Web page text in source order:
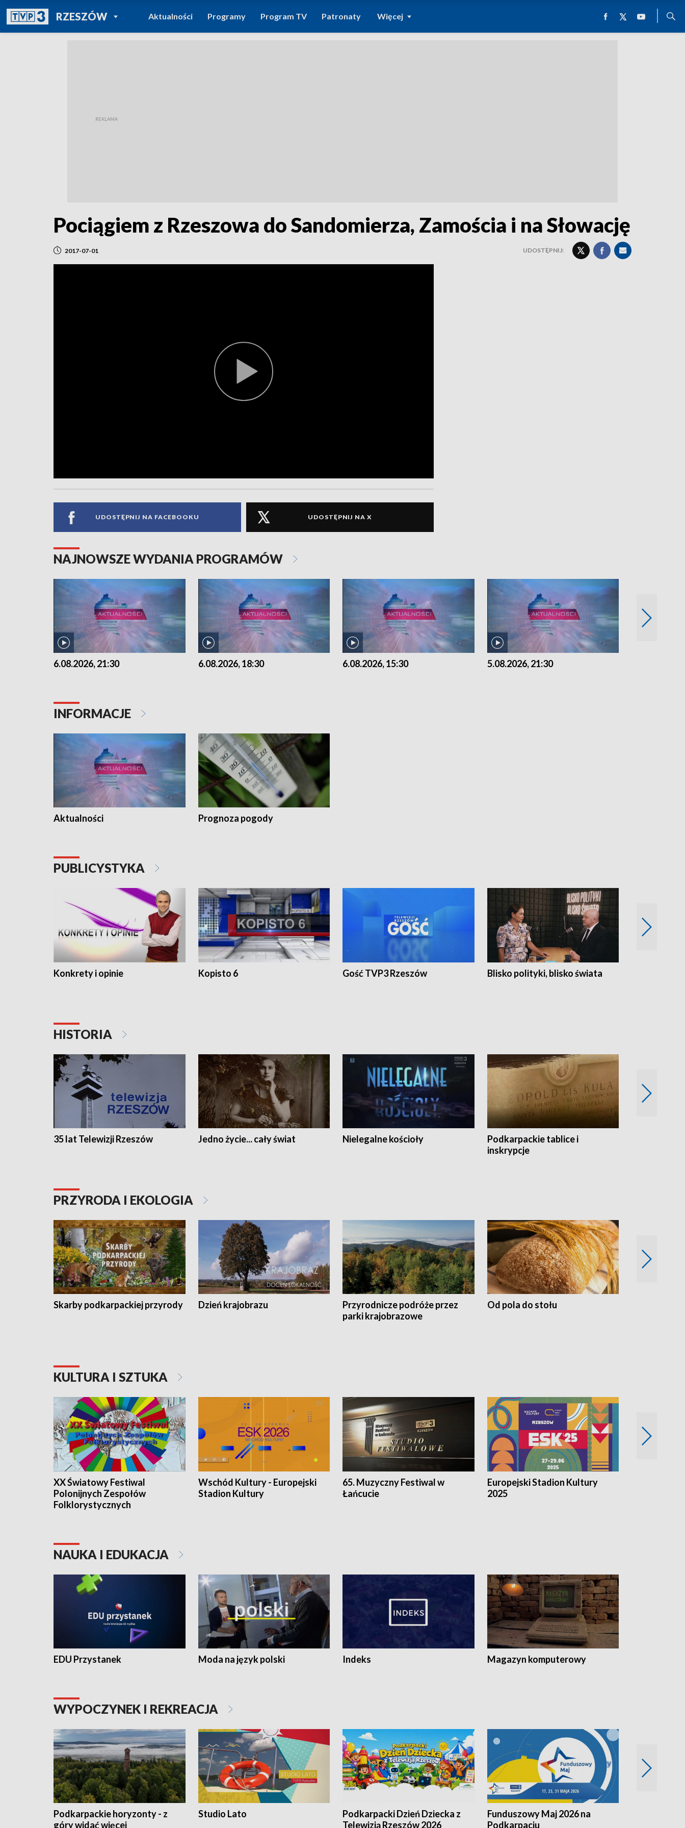
RZESZÓWPOWRÓT DO
TVP REGIONY
Aktualności Programy Program TV Patronaty Więcej
Pociągiem z Rzeszowa do Sandomierza, Zamościa i na Słowację
2017-07-01 UDOSTĘPNIJ:
UDOSTĘPNIJ NA FACEBOOKU UDOSTĘPNIJ NA X
NAJNOWSZE WYDANIA PROGRAMÓW
6.08.2026, 21:30 6.08.2026, 18:30 6.08.2026, 15:30 5.08.2026, 21:30
INFORMACJE
Aktualności Prognoza pogody
PUBLICYSTYKA
Konkrety i opinie Kopisto 6 Gość TVP3 Rzeszów Blisko polityki, blisko świata
HISTORIA
35 lat Telewizji Rzeszów Jedno życie... cały świat Nielegalne kościoły
Podkarpackie tablice i
inskrypcje
PRZYRODA I EKOLOGIA
Skarby podkarpackiej przyrody Dzień krajobrazu
Przyrodnicze podróże przez
parki krajobrazowe
Od pola do stołu
KULTURA I SZTUKA
XX Światowy Festiwal
Polonijnych Zespołów
Folklorystycznych
Wschód Kultury - Europejski
Stadion Kultury
65. Muzyczny Festiwal w
Łańcucie
Europejski Stadion Kultury
2025
NAUKA I EDUKACJA
EDU Przystanek Moda na język polski Indeks Magazyn komputerowy
WYPOCZYNEK I REKREACJA
Podkarpackie horyzonty - z
góry widać więcej
Studio Lato
Podkarpacki Dzień Dziecka z
Telewizją Rzeszów 2026
Funduszowy Maj 2026 na
Podkarpaciu